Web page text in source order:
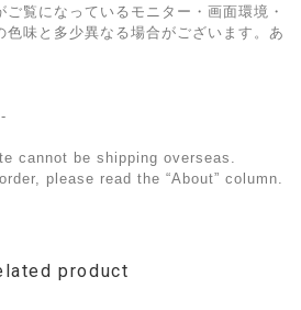
ご覧になっているモニター・画面環境・
色味と多少異なる場合がございます。あ
cannot be shipping overseas.
please read the “About” column.
product